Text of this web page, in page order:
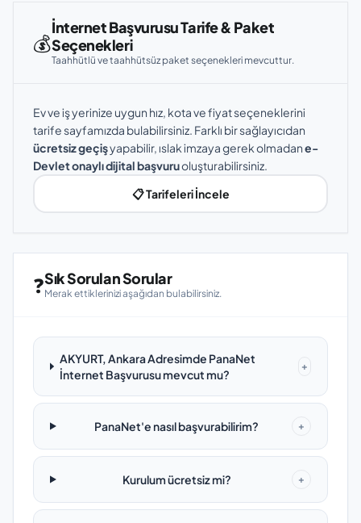
💰
İnternet Başvurusu Tarife & Paket
Seçenekleri
Taahhütlü ve taahhütsüz paket seçenekleri mevcuttur.
Ev ve iş yerinize uygun hız, kota ve fiyat seçeneklerini
tarife sayfamızda bulabilirsiniz. Farklı bir sağlayıcıdan
ücretsiz geçişyapabilir, ıslak imzaya gerek olmadane-
Devlet onaylı dijital başvuruoluşturabilirsiniz.
📋 Tarifeleri İncele
❓Sık Sorulan Sorular
Merak ettiklerinizi aşağıdan bulabilirsiniz.
AKYURT, Ankara Adresimde PanaNet
İnternet Başvurusu mevcut mu?
+
PanaNet'e nasıl başvurabilirim? +
Kurulum ücretsiz mi? +